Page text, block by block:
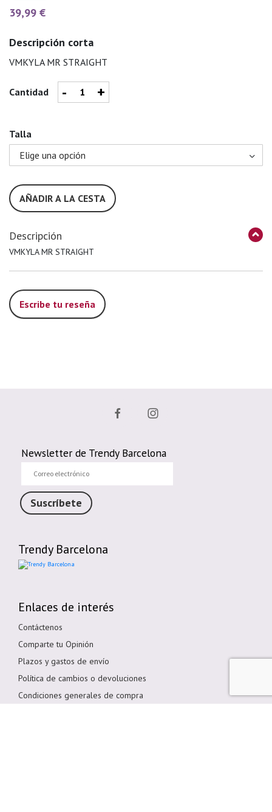
39,99 €
Descripción corta
VMKYLA MR STRAIGHT
Cantidad - +
Talla
AÑADIR A LA CESTA
Descripción
VMKYLA MR STRAIGHT
Escribe tu reseña
Newsletter de Trendy Barcelona
electrónico
Suscríbete
Trendy Barcelona
Enlaces de interés
Contáctenos
Comparte tu Opinión
Plazos y gastos de envío
Política de cambios o devoluciones
Condiciones generales de compra